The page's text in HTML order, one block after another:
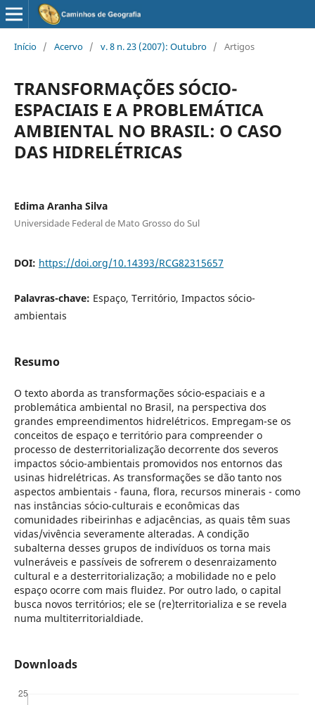
Início / Acervo / v. 8 n. 23 (2007): Outubro / Artigos
TRANSFORMAÇÕES SÓCIO-
ESPACIAIS E A PROBLEMÁTICA
AMBIENTAL NO BRASIL: O CASO
DAS HIDRELÉTRICAS
Edima Aranha Silva
Universidade Federal de Mato Grosso do Sul
DOI: https://doi.org/10.14393/RCG82315657
Palavras-chave: Espaço, Território, Impactos sócio-
ambientais
Resumo
O texto aborda as transformações sócio-espaciais e a
problemática ambiental no Brasil, na perspectiva dos
grandes empreendimentos hidrelétricos. Empregam-se os
conceitos de espaço e território para compreender o
processo de desterritorialização decorrente dos severos
impactos sócio-ambientais promovidos nos entornos das
usinas hidrelétricas. As transformações se dão tanto nos
aspectos ambientais - fauna, flora, recursos minerais - como
nas instâncias sócio-culturais e econômicas das
comunidades ribeirinhas e adjacências, as quais têm suas
vidas/vivência severamente alteradas. A condição
subalterna desses grupos de indivíduos os torna mais
vulneráveis e passíveis de sofrerem o desenraizamento
cultural e a desterritorialização; a mobilidade no e pelo
espaço ocorre com mais fluidez. Por outro lado, o capital
busca novos territórios; ele se (re)territorializa e se revela
numa multiterritorialdiade.
Downloads